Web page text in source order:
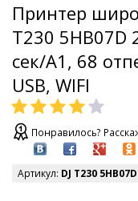
Принтер
T230
сек/A1, 68
USB, WIFI
Понравилось?
Артикул: DJ T230